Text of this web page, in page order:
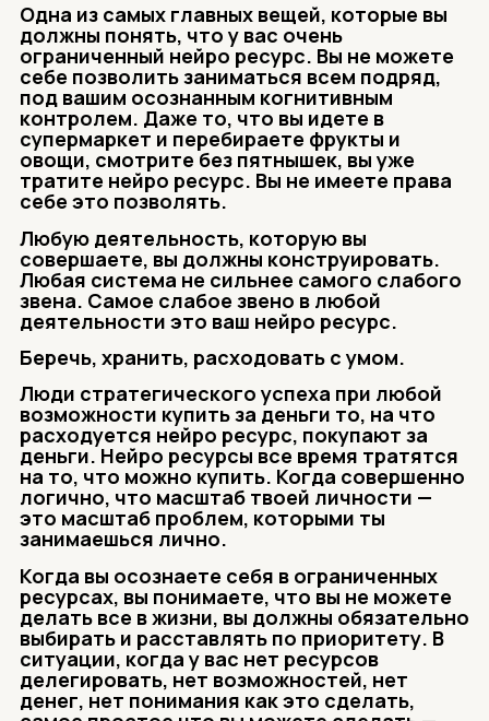
Одна из самых главных вещей, которые вы
должны понять, что у вас очень
ограниченный нейро ресурс. Вы не можете
себе позволить заниматься всем подряд,
под вашим осознанным когнитивным
контролем. Даже то, что вы идете в
супермаркет и перебираете фрукты и
овощи, смотрите без пятнышек, вы уже
тратите нейро ресурс. Вы не имеете права
себе это позволять.
Любую деятельность, которую вы
совершаете, вы должны конструировать.
Любая система не сильнее самого слабого
звена. Самое слабое звено в любой
деятельности это ваш нейро ресурс.
Беречь, хранить, расходовать с умом.
Люди стратегического успеха при любой
возможности купить за деньги то, на что
расходуется нейро ресурс, покупают за
деньги. Нейро ресурсы все время тратятся
на то, что можно купить. Когда совершенно
логично, что масштаб твоей личности —
это масштаб проблем, которыми ты
занимаешься лично.
Когда вы осознаете себя в ограниченных
ресурсах, вы понимаете, что вы не можете
делать все в жизни, вы должны обязательно
выбирать и расставлять по приоритету. В
ситуации, когда у вас нет ресурсов
делегировать, нет возможностей, нет
денег, нет понимания как это сделать,